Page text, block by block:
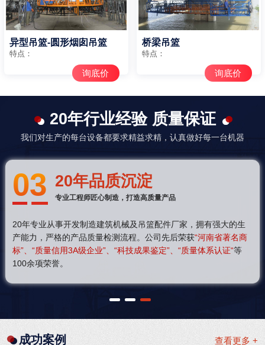
异型吊篮-圆形烟囱吊篮
特点：
询底价
桥梁吊篮
特点：
询底价
20年行业经验 质量保证
我们对生产的每台设备都要求精益求精，认真做好每一台机器
03 20年品质沉淀
专业工程师匠心制造，打造高质量产品
20年专业从事开发制造建筑机械及吊篮配件厂家，拥有强大的生
产能力，严格的产品质量检测流程。公司先后荣获“河南省著名商
标”、“质量信用3A级企业”、“科技成果鉴定”、“质量体系认证“等
100余项荣誉。
1 2 3
查看更多 +
成功案例